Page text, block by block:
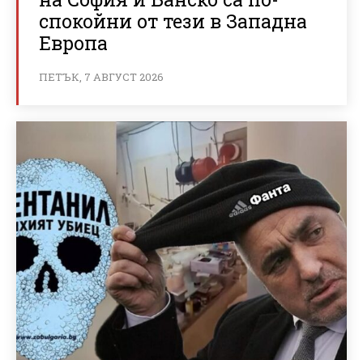
спокойни от тези в Западна
Европа
ПЕТЪК, 7 АВГУСТ 2026